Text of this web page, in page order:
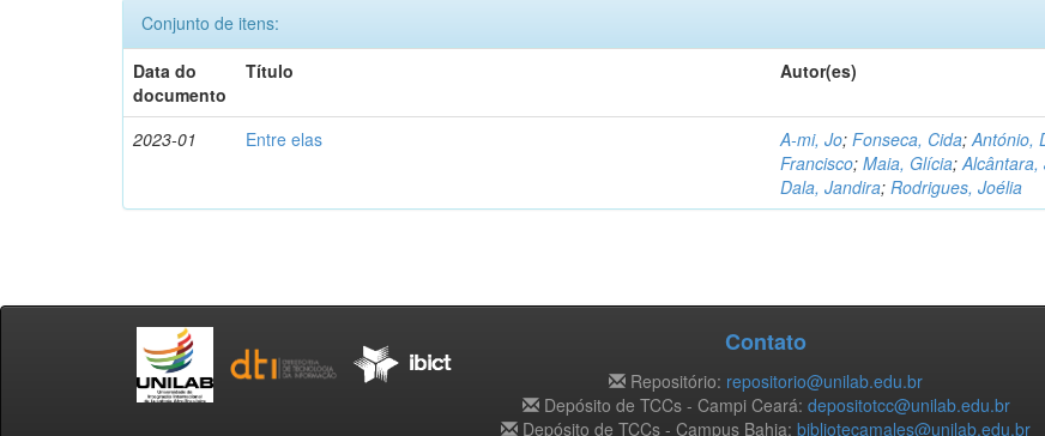
Conjunto de itens:
Data do
documento
Título Autor(es)
2023-01 Entre elas A-mi, Jo;Fonseca, Cida;António,
Francisco;Maia, Glícia;Alcântara,
Dala, Jandira;Rodrigues, Joélia
Contato
Repositório: repositorio@unilab.edu.br
Depósito de TCCs - Campi Ceará: depositotcc@unilab.edu.br
Depósito de TCCs - Campus Bahia: bibliotecamales@unilab.edu.br